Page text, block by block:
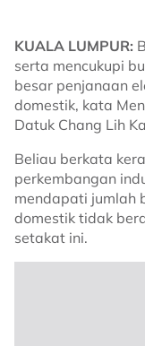
KUALA LUMPUR:
serta mencukupi
besar penjanaan
domestik, kata
Datuk Chang Lih
Beliau berkata
perkembangan
mendapati jumlah
domestik tidak
setakat ini.